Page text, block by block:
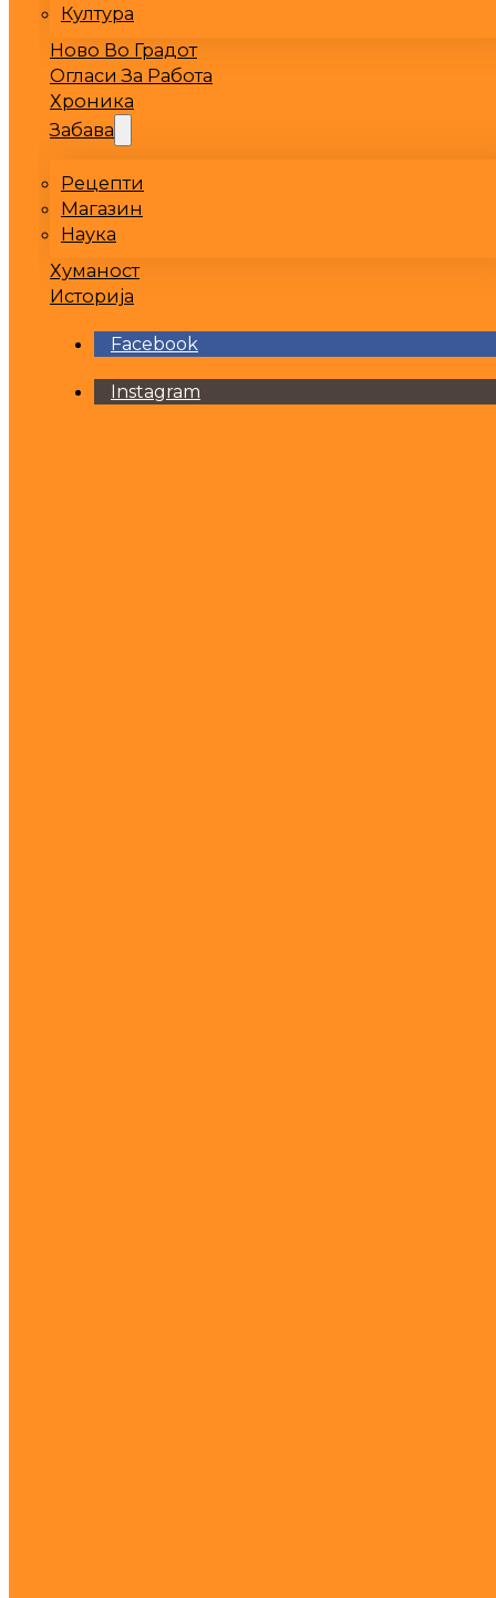
Култура
Ново Во Градот
Огласи За Работа
Хроника
Забава
Рецепти
Магазин
Наука
Хуманост
Историја
Facebook
Instagram